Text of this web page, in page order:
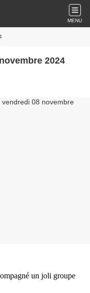
MENU
2024
un joli groupe